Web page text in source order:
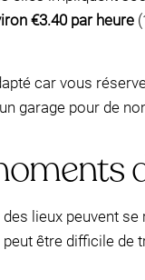
€3.40 par heure
car vous
garage pour de
lieux peuvent
être difficile de